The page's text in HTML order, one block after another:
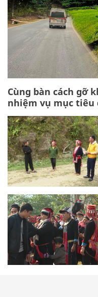
Cùng bàn cách gỡ
nhiệm vụ mục tiêu